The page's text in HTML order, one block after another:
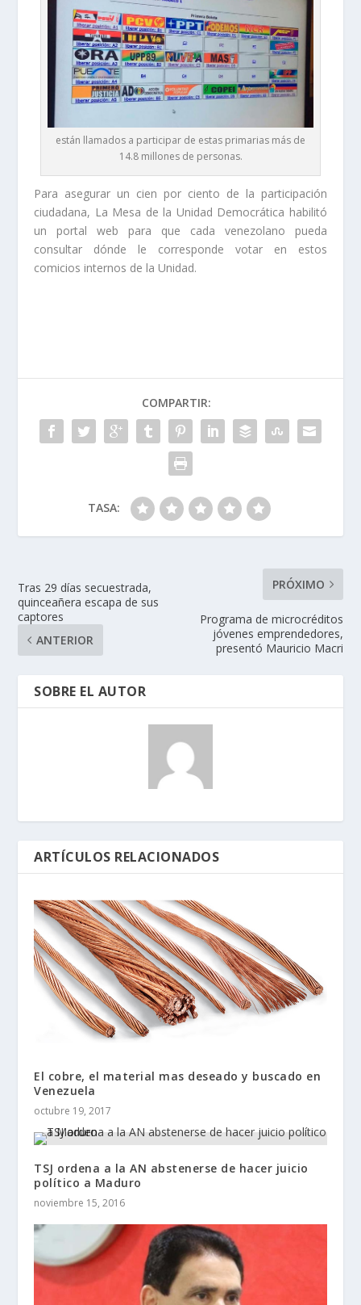
están llamados a participar de estas primarias más de
14.8 millones de personas.
Para asegurar un cien por ciento de la participación
ciudadana, La Mesa de la Unidad Democrática habilitó
un portal web para que cada venezolano pueda
consultar dónde le corresponde votar en estos
comicios internos de la Unidad.
COMPARTIR:
TASA:
Tras 29 días secuestrada,
quinceañera escapa de sus
captores
ANTERIOR
PRÓXIMO
Programa de microcréditos
jóvenes emprendedores,
presentó Mauricio Macri
SOBRE EL AUTOR
ARTÍCULOS RELACIONADOS
El cobre, el material mas deseado y buscado en
Venezuela
octubre 19, 2017
TSJ ordena a la AN abstenerse de hacer juicio
político a Maduro
noviembre 15, 2016